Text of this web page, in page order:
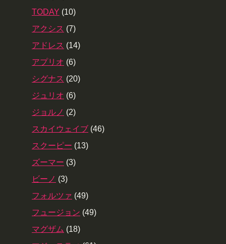
TODAY (10)
アクシス (7)
アドレス (14)
アプリオ (6)
シグナス (20)
ジュリオ (6)
ジョルノ (2)
スカイウェイブ (46)
スクーピー (13)
ズーマー (3)
ビーノ (3)
フォルツァ (49)
フュージョン (49)
マグザム (18)